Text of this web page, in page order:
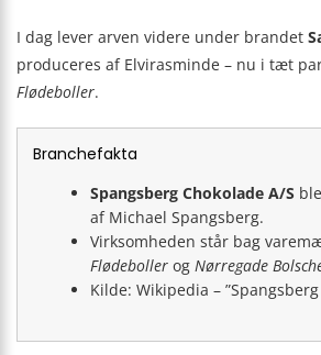
I dag lever arven videre under brandet
produceres af Elvirasminde – nu i tæt
Flødeboller.
Branchefakta
Spangsberg Chokolade A/S
af Michael Spangsberg.
Virksomheden står bag
Flødeboller ogNørregade
Kilde: Wikipedia –